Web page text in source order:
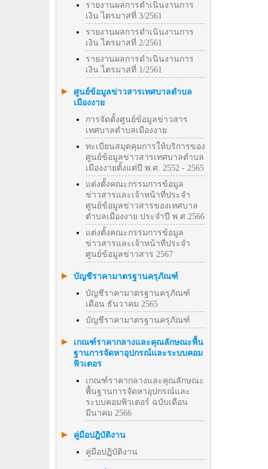
รายงานผลการดำเนินงานการ
เงิน ไตรมาสที่ 3/2561
รายงานผลการดำเนินงานการ
เงิน ไตรมาสที่ 2/2561
รายงานผลการดำเนินงานการ
เงิน ไตรมาสที่ 1/2561
ศูนย์ข้อมูลข่าวสารเทศบาลตำบล
เมืองงาย
การจัดตั้งศูนย์ข้อมูลข่าวสาร
เทศบาลตำบลเมืองงาย
ทะเบียนสมุดคุมการให้บริการของ
ศูนย์ข้อมูลข่าวสารเทศบาลตำบล
เมืองงายตั้งแต่ปี พ.ศ. 2552 - 2565
แต่งตั้งคณะกรรมการข้อมูล
ข่าวสารและเจ้าหน้าที่ประจำ
ศูนย์ข้อมูลข่าวสารของเทศบาล
ตำบลเมืองงาย ประจำปี พ.ศ.2566
แต่งตั้งคณะกรรมการข้อมูล
ข่าวสารและเจ้าหน้าที่ประจำ
ศูนย์ข้อมูลข่าวสาร 2567
บัญชีราคามาตรฐานครุภัณฑ์
บัญชีราคามาตรฐานครุภัณฑ์
เดือน ธันวาคม 2565
บัญชีราคามาตรฐานครุภัณฑ์
เกณฑ์ราคากลางและคุณลักษณะพื้น
ฐานการจัดหาอุปกรณ์และระบบคอม
พิวเตอร
เกณฑ์ราคากลางและคุณลักษณะ
พื้นฐานการจัดหาอุปกรณ์และ
ระบบคอมพิวเตอร์ ฉบับเดือน
มีนาคม 2566
คู่มือปฎิบัติงาน
คู่มือปฏิบัติงาน